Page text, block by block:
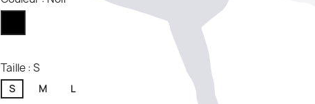
Taille : S
S M L